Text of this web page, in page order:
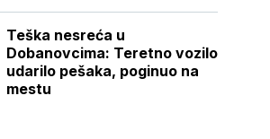
Teška nesreća u
Dobanovcima: Teretno vozilo
udarilo pešaka, poginuo na
mestu